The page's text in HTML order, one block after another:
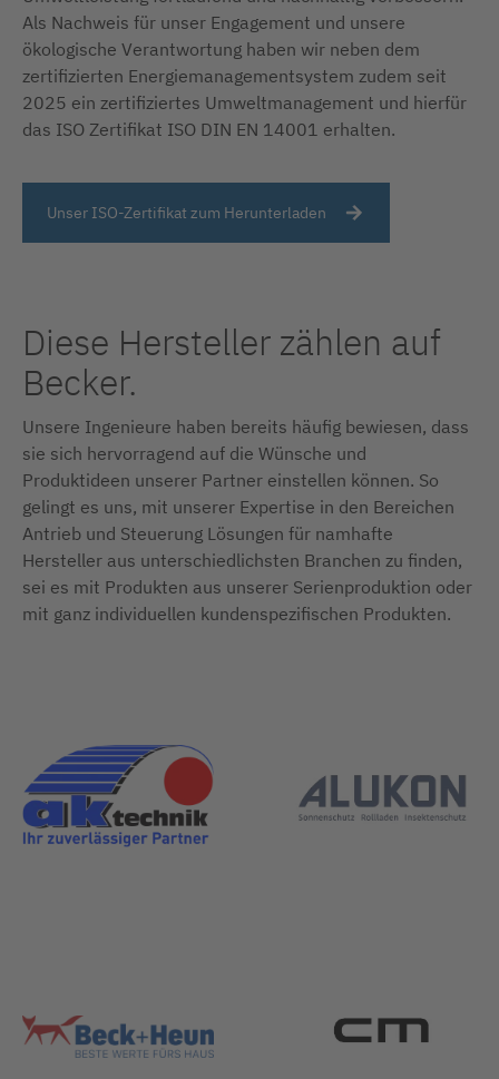
Als Nachweis für unser Engagement und unsere
ökologische Verantwortung haben wir neben dem
zertifizierten Energiemanagementsystem zudem seit
2025 ein zertifiziertes Umweltmanagement und hierfür
das ISO Zertifikat ISO DIN EN 14001 erhalten.
Unser ISO-Zertifikat zum Herunterladen
Diese Hersteller zählen auf
Becker.
Unsere Ingenieure haben bereits häufig bewiesen, dass
sie sich hervorragend auf die Wünsche und
Produktideen unserer Partner einstellen können. So
gelingt es uns, mit unserer Expertise in den Bereichen
Antrieb und Steuerung Lösungen für namhafte
Hersteller aus unterschiedlichsten Branchen zu finden,
sei es mit Produkten aus unserer Serienproduktion oder
mit ganz individuellen kundenspezifischen Produkten.